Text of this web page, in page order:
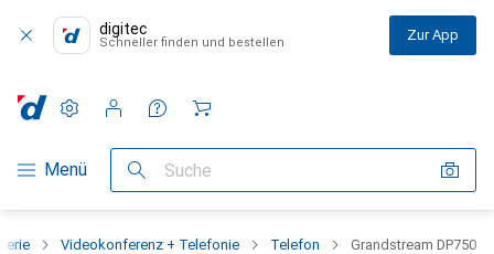
digitec
Schneller finden und bestellen Zur App
Navigation nach Kategorien
Menü Suche
Einstellungen
Kundenkonto
Vergleichslisten
Merklisten
Warenkorb
Videokonferenz + Telefonie Telefon Grandstream DP750